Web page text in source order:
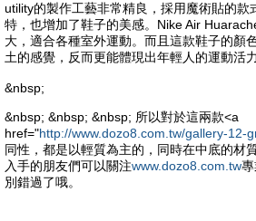
utility的製作工藝非常精良，採用魔術貼的款
特，也增加了鞋子的美感。Nike Air
大，適合各種室外運動。而且這款鞋子的顏
土的感覺，反而更能體現出年輕人的運動活力
&nbsp;
&nbsp; &nbsp; &nbsp; 所以對於這兩款<a
href="http://www.dozo8.com.tw/gallery-12-
同性，都是以輕質為主的，同時在中底的材
入手的朋友們可以關注www.dozo8.com.tw
別錯過了哦。